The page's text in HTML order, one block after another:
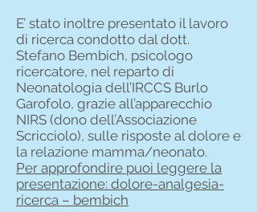
E’ stato inoltre presentato il lavoro
di ricerca condotto dal dott.
Stefano Bembich, psicologo
ricercatore, nel reparto di
Neonatologia dell’IRCCS Burlo
Garofolo, grazie all’apparecchio
NIRS (dono dell’Associazione
Scricciolo), sulle risposte al dolore e
la relazione mamma/neonato.
Per approfondire puoi leggere la
presentazione: dolore-analgesia-
ricerca – bembich